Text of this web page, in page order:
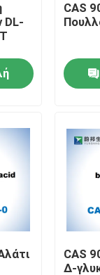
DL-
CAS
CAS
Δ-